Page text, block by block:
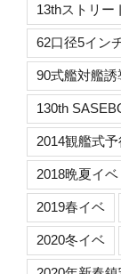
13thストリー
62口径5イン
90式艦対艦誘
130th
2014観艦式
2018晩夏イベ
2019春イベ
2020冬イベ